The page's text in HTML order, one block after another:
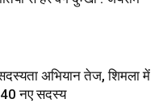
अभियान तेज, शिमला में
नए सदस्य